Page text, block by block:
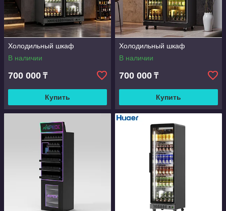
Холодильный шкаф
В наличии
700 000 ₸
Купить
Холодильный шкаф
В наличии
700 000 ₸
Купить